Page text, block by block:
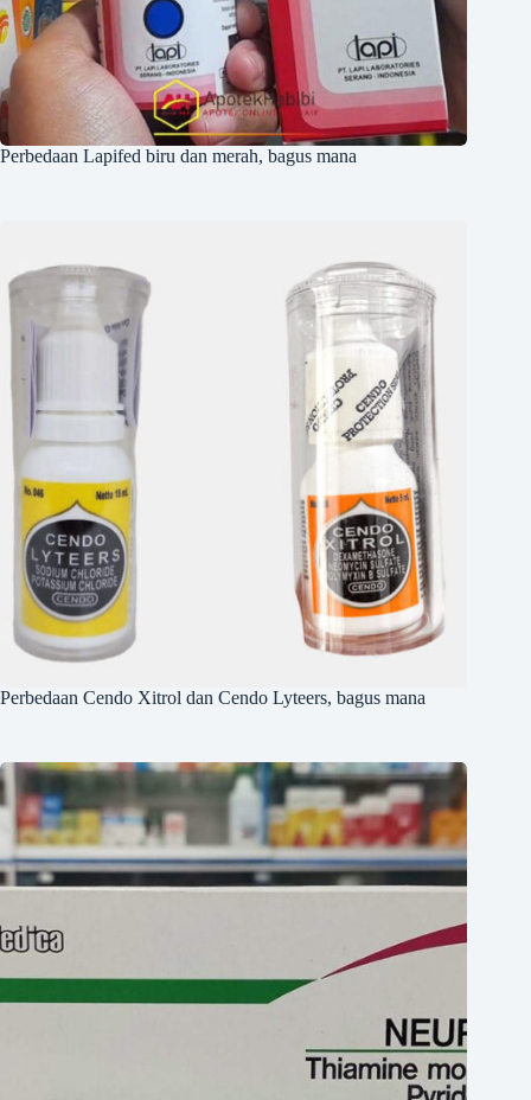
Perbedaan Lapifed biru dan merah, bagus mana
Perbedaan Cendo Xitrol dan Cendo Lyteers, bagus mana